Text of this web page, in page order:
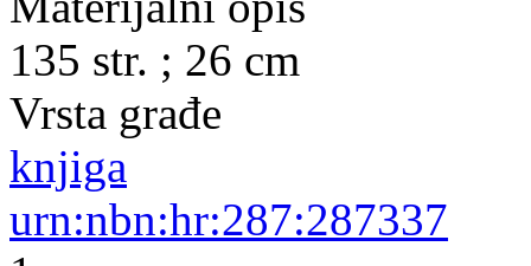
135 str. ; 26 cm
Vrsta građe
knjiga
urn:nbn:hr:287:287337